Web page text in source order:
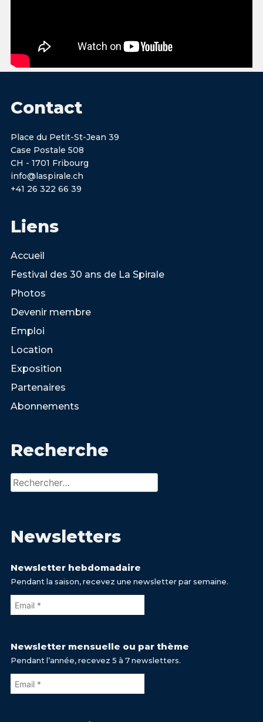
Contact
Place du Petit-St-Jean 39
Case Postale 508
CH - 1701 Fribourg
info@laspirale.ch
+41 26 322 66 39
Liens
Accueil
Festival des 30 ans de La Spirale
Photos
Devenir membre
Emploi
Location
Exposition
Partenaires
Abonnements
Recherche
Rechercher :
Newsletters
Newsletter hebdomadaire
Pendant la saison, recevez une newsletter par semaine.
Newsletter mensuelle ou par thème
Pendant l’année, recevez 5 à 7 newsletters.